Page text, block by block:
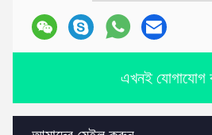
এখনই যোগাযোগ